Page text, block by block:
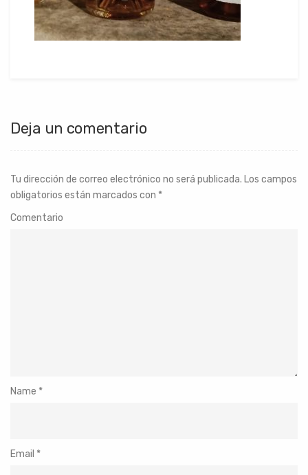
Deja un comentario
Tu dirección de correo electrónico no será publicada. Los campos
obligatorios están marcados con *
Comentario
Name *
Email *